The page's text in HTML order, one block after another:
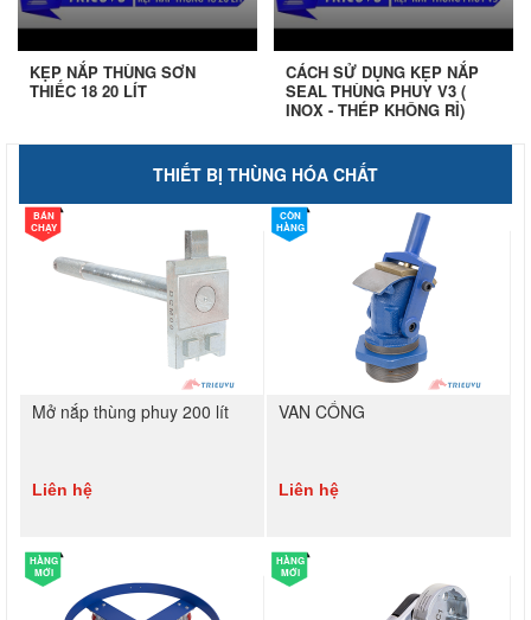
KẸP NẮP THÙNG SƠN
THIẾC 18 20 LÍT
CÁCH SỬ DỤNG KẸP NẮP
SEAL THÙNG PHUY V3 (
INOX - THÉP KHÔNG RỈ)
THIẾT BỊ THÙNG HÓA CHẤT
BÁN
CHẠY
Mở nắp thùng phuy 200 lít
Liên hệ
CÒN
HÀNG
VAN CỔNG
Liên hệ
HÀNG
MỚI
HÀNG
MỚI